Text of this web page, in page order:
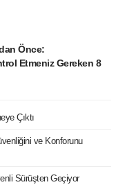
Önce:
Etmeniz Gereken 8
Çıktı
ve Konforunu
Sürüşten Geçiyor